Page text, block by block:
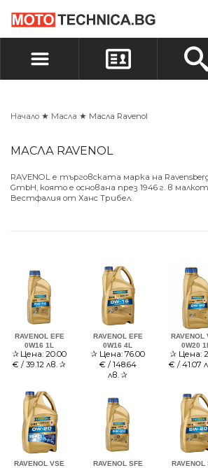
ВХОД
БЪРЗА ПОРЪЧКА ПОРЪЧКА
Начало ★ Масла ★ Масла Ravenol
МАСЛА RAVENOL
RAVENOL е търговската марка на
GmbH, която е основана през 1946 г. в
Вестфалия от Ханс Трибел.
RAVENOL EFE
0W16 1L
✰ Цена:20.00
€ / 39.12 лв.✰
RAVENOL EFE
0W16 4L
✰ Цена: 76.00
€ / 148.64
лв.✰
RAVENOL
0W20 1L
✰ Цена:
€ / 41.07
RAVENOL VSE
RAVENOL SFE
RAVENOL